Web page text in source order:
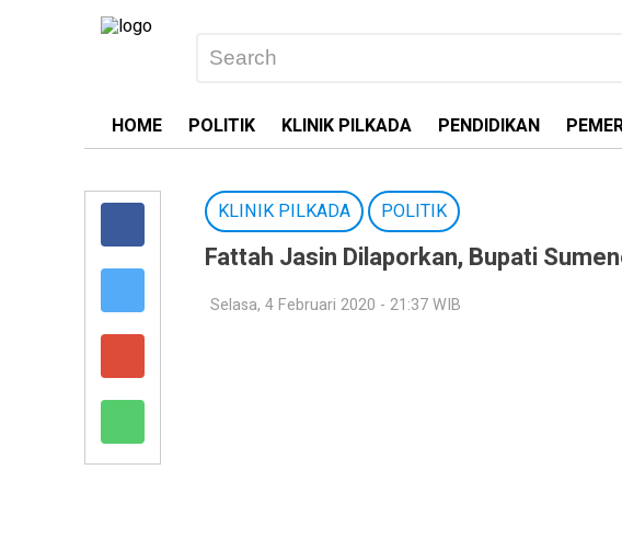
HOME POLITIK KLINIK PILKADA PENDIDIKAN
KLINIK PILKADA POLITIK
Fattah Jasin Dilaporkan, Bupati
Selasa, 4 Februari 2020 - 21:37 WIB